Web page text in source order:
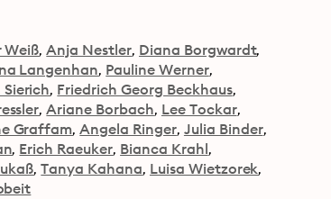
Weiß Anja Nestler Diana Borgwardt
Langenhan Pauline Werner
Friedrich Georg Beckhaus
Ariane Borbach Lee Tockar
Graffam Angela Ringer Julia Binder
Erich Raeuker Bianca Krahl
Tanya Kahana Luisa Wietzorek